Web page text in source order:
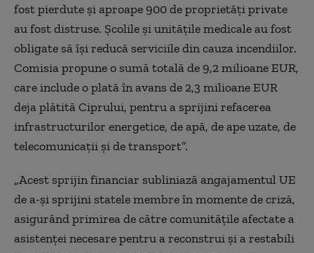
fost pierdute și aproape 900 de proprietăți private
au fost distruse. Școlile și unitățile medicale au fost
obligate să își reducă serviciile din cauza incendiilor.
Comisia propune o sumă totală de 9,2 milioane EUR,
care include o plată în avans de 2,3 milioane EUR
deja plătită Ciprului, pentru a sprijini refacerea
infrastructurilor energetice, de apă, de ape uzate, de
telecomunicații și de transport”.
„Acest sprijin financiar subliniază angajamentul UE
de a-și sprijini statele membre în momente de criză,
asigurând primirea de către comunitățile afectate a
asistenței necesare pentru a reconstrui și a restabili